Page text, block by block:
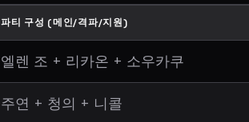
파티 구성 (메인/격파/지원)
엘렌 조 + 리카온 + 소우카쿠
주연 + 청의 + 니콜